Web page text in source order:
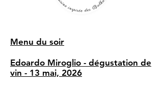
Menu du soir
Edoardo Miroglio - dégustation de
vin - 13 mai, 2026